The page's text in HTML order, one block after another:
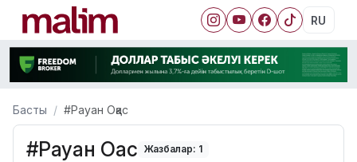
RU
Басты #Рауан Оқас
#Рауан Оқас Жазбалар: 1